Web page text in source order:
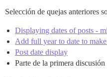
Selección de quejas anteriores
Displaying dates of posts -
Add full year to date to
Post date display
Parte de la primera